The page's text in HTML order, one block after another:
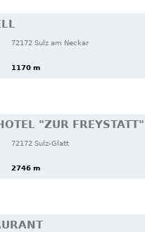
72172 Sulz am Neckar
1170 m
"ZUR FREYSTATT"
72172 Sulz-Glatt
2746 m